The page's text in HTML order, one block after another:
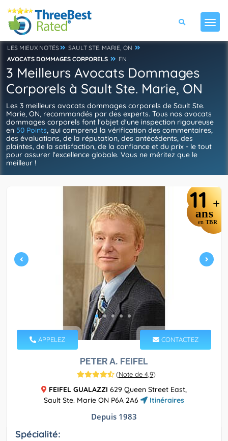
LES MIEUX NOTÉS
SAULT STE. MARIE, ON
AVOCATS DOMMAGES CORPORELS
EN
3 Meilleurs Avocats Dommages
Corporels à Sault Ste. Marie, ON
Les 3 meilleurs avocats dommages corporels de Sault Ste.
Marie, ON, recommandés par des experts. Tous nos avocats
dommages corporels font l'objet d'une inspection rigoureuse
en 50 Points, qui comprend la vérification des commentaires,
des évaluations, de la réputation, des antécédents, des
plaintes, de la satisfaction, de la confiance et du prix - le tout
pour assurer l'excellence globale. Vous ne méritez que le
meilleur !
11 +
ans
en TBR
APPELEZ CONTACTEZ
PETER A. FEIFEL
(Note de 4,9)
FEIFEL GUALAZZI 629 Queen Street East,
Sault Ste. Marie ON P6A 2A6
Itinéraires
Depuis 1983
Spécialité: